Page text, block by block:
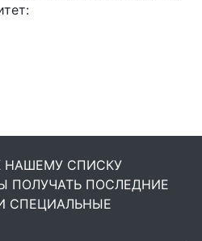
НАШЕМУ СПИСКУ
ПОЛУЧАТЬ ПОСЛЕДНИЕ
СПЕЦИАЛЬНЫЕ